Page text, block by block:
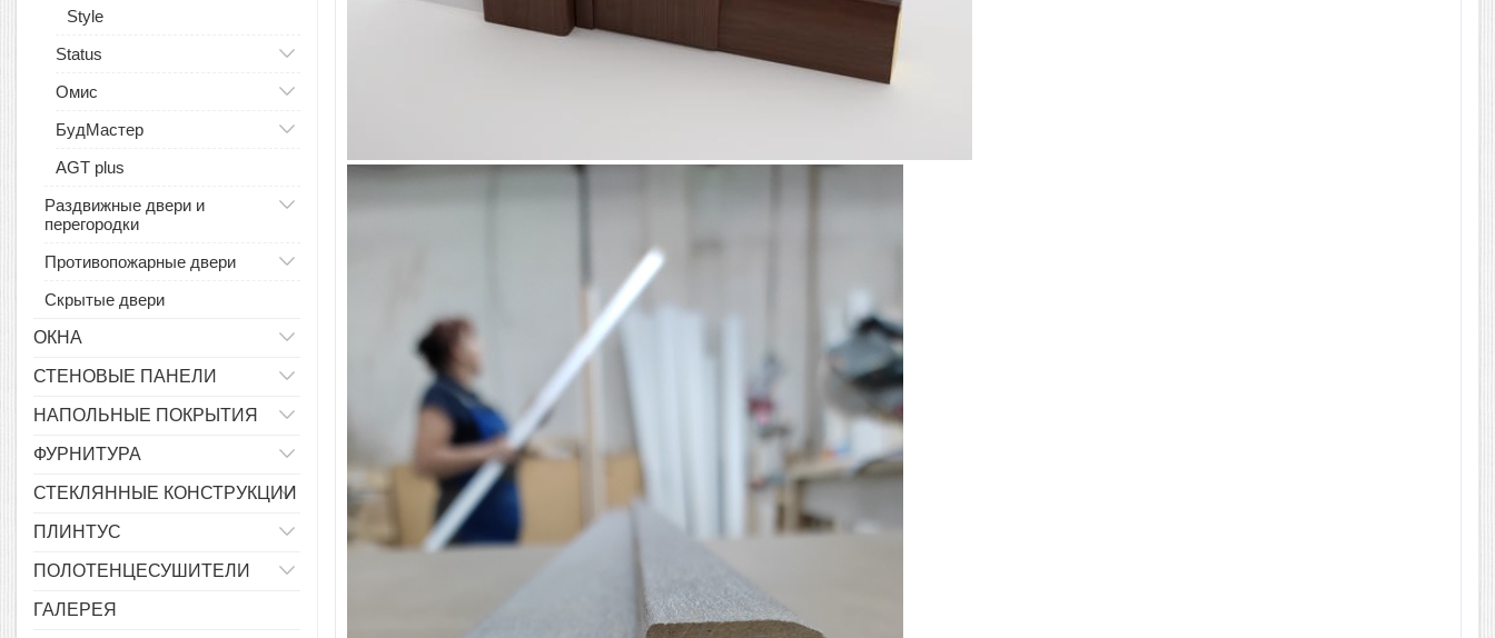
Style
Status
Омис
БудМастер
AGT plus
Раздвижные двери и
перегородки
Противопожарные двери
Скрытые двери
ОКНА
СТЕНОВЫЕ ПАНЕЛИ
НАПОЛЬНЫЕ ПОКРЫТИЯ
ФУРНИТУРА
СТЕКЛЯННЫЕ КОНСТРУКЦИИ
ПЛИНТУС
ПОЛОТЕНЦЕСУШИТЕЛИ
ГАЛЕРЕЯ